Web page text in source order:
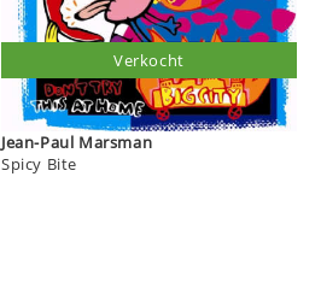
Jean-Paul Marsman
Spicy Bite
Verkocht